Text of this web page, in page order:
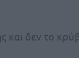
και δεν το